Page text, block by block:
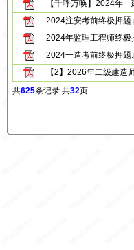
【千呼万唤】2024年
2024注安考前终极押题
2024年监理工程师终极
2024一造考前终极押题
【2】2026年二级建造
共625条记录 共32页